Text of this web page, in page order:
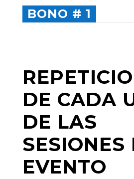
BONO # 1
DE CADA
DE LAS
SESIONES
EVENTO